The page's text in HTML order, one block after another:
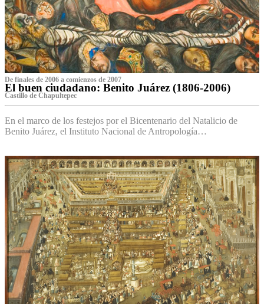
De finales de 2006 a comienzos de 2007
El buen ciudadano: Benito Juárez (1806-2006)
Castillo de Chapultepec
En el marco de los festejos por el Bicentenario del Natalicio de
Benito Juárez, el Instituto Nacional de Antropología…